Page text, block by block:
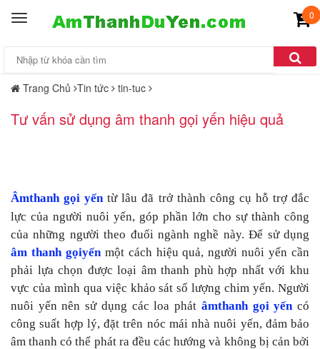
Toggle
0
Trang Chủ Tin tức tin-tuc
Tư vấn sử dụng âm thanh gọi yến hiệu quả
Âmthanh gọi yếntừ lâu đã trở thành công cụ hỗ trợ đắc
lực của người nuôi yến, góp phần lớn cho sự thành công
của những người theo đuổi ngành nghề này. Để sử dụng
âm thanh gọiyến một cách hiệu quả, người nuôi yến cần
phải lựa chọn được loại âm thanh phù hợp nhất với khu
vực của mình qua việc khảo sát số lượng chim yến. Người
nuôi yến nên sử dụng các loa phát âmthanh gọi yếncó
công suất hợp lý, đặt trên nóc mái nhà nuôi yến, đảm bảo
âm thanh có thể phát ra đều các hướng và không bị cản bởi